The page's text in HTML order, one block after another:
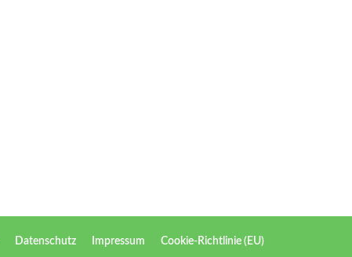
Datenschutz Impressum Cookie-Richtlinie (EU)